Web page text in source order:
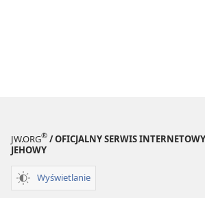
JW.ORG® / OFICJALNY SERWIS
JEHOWY
Wyświetlanie